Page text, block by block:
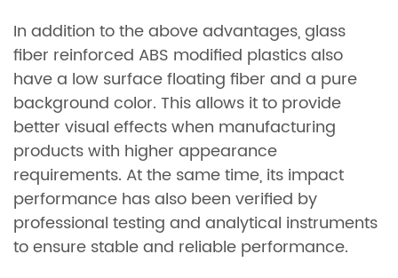
In addition to the above advantages, glass
fiber reinforced ABS modified plastics also
have a low surface floating fiber and a pure
background color. This allows it to provide
better visual effects when manufacturing
products with higher appearance
requirements. At the same time, its impact
performance has also been verified by
professional testing and analytical instruments
to ensure stable and reliable performance.